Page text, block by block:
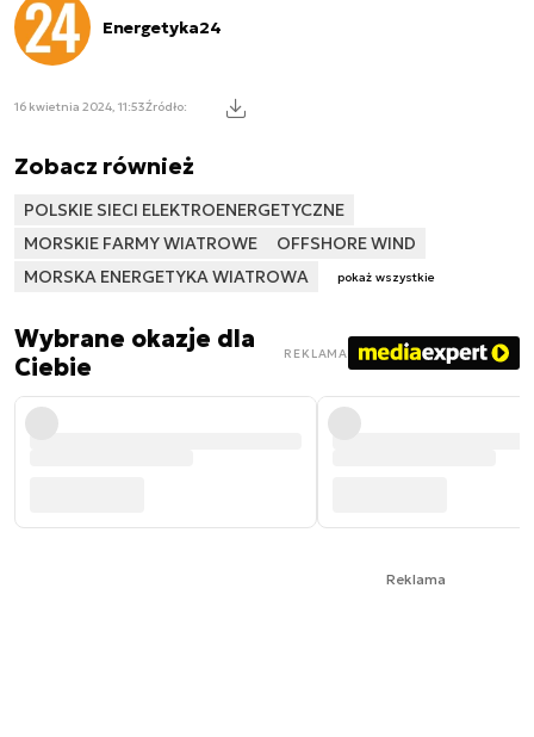
Energetyka24
16 kwietnia 2024, 11:53Źródło:
Zobacz również
POLSKIE SIECI ELEKTROENERGETYCZNE
MORSKIE FARMY WIATROWE
OFFSHORE WIND
MORSKA ENERGETYKA WIATROWA
pokaż wszystkie
Wybrane okazje dla
Ciebie
REKLAMA
Reklama